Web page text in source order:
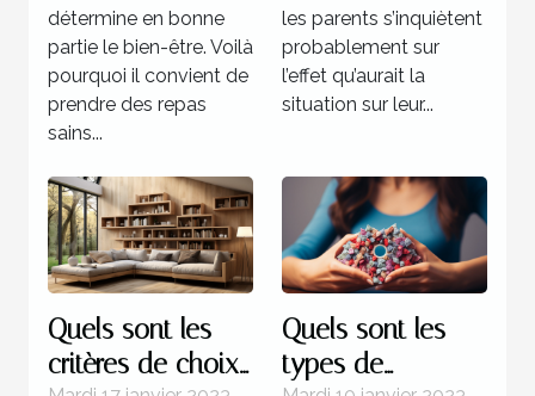
détermine en bonne
partie le bien-être. Voilà
pourquoi il convient de
prendre des repas
sains...
les parents s’inquiètent
probablement sur
l’effet qu’aurait la
situation sur leur...
Quels sont les
critères de choix
Quels sont les
types de